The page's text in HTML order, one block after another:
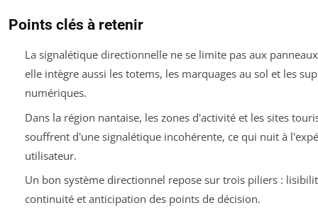
Points clés à retenir
La signalétique directionnelle ne se limite pas aux
elle intègre aussi les totems, les marquages au sol et les
numériques.
Dans la région nantaise, les zones d'activité et les sites
souffrent d'une signalétique incohérente, ce qui nuit à
utilisateur.
Un bon système directionnel repose sur trois piliers :
continuité et anticipation des points de décision.